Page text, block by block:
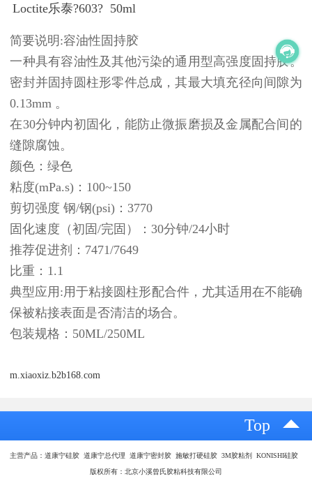
Loctite乐泰?603? 50ml
简要说明:容油性固持胶
一种具有容油性及其他污染的通用型高强度固持胶。
密封并固持圆柱形零件总成，其最大填充径向间隙为
0.13mm 。
在30分钟内初固化，能防止微振磨损及金属配合间的
缝隙腐蚀。
颜色：绿色
粘度(mPa.s)：100~150
剪切强度 钢/钢(psi)：3770
固化速度（初固/完固）：30分钟/24小时
推荐促进剂：7471/7649
比重：1.1
典型应用:用于粘接圆柱形配合件，尤其适用在不能确
保被粘接表面是否清洁的场合。
包装规格：50ML/250ML
m.xiaoxiz.b2b168.com
Top
主营产品：道康宁硅胶 道康宁总代理 道康宁密封胶 施敏打硬硅胶 3M胶粘剂 KONISHI硅胶
版权所有：北京小溪曾氏胶粘科技有限公司